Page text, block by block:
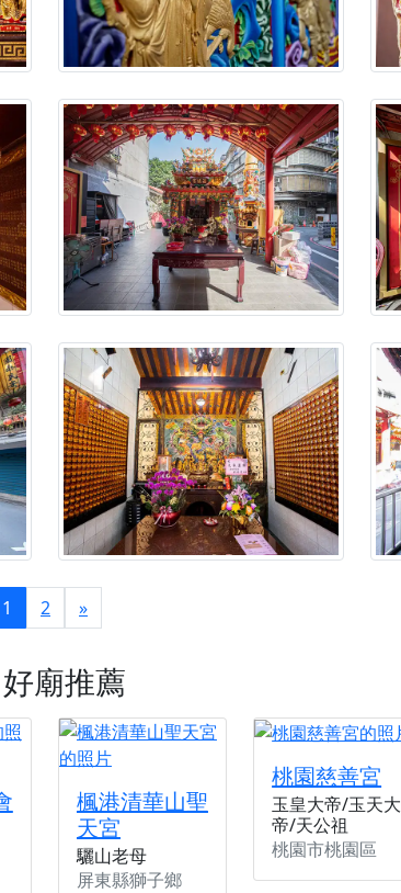
1 2 »
廟推薦
楓港清華山聖
天宮
驪山老母
屏東縣獅子鄉
桃園慈善宮
玉皇大帝/玉天大
帝/天公祖
桃園市桃園區